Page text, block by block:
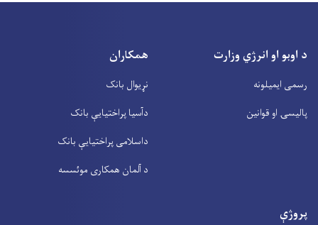
د اوبو او انرژي وزارت
رسمی ایمیلونه
پالیسۍ او قوانین
همکاران
نړیوال بانک
دآسیا پراختیايې بانک
داسلامی پراختیايې بانک
د آلمان همکاری موئسسه
پروژې